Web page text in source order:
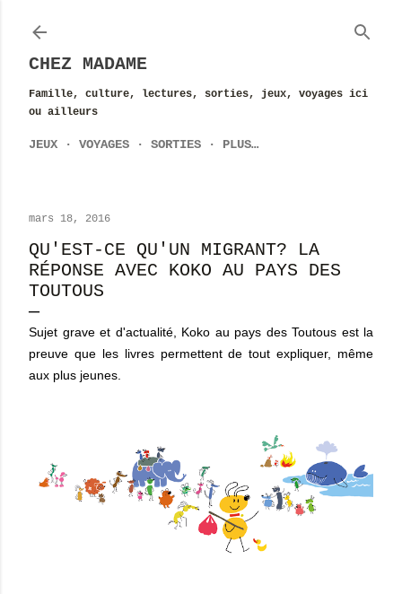
CHEZ MADAME
Famille, culture, lectures, sorties, jeux, voyages ici
ou ailleurs
JEUX VOYAGES SORTIES PLUS…
mars 18, 2016
QU'EST-CE QU'UN MIGRANT? LA
RÉPONSE AVEC KOKO AU PAYS DES
TOUTOUS
Sujet grave et d'actualité, Koko au pays des Toutous est la
preuve que les livres permettent de tout expliquer, même
aux plus jeunes.